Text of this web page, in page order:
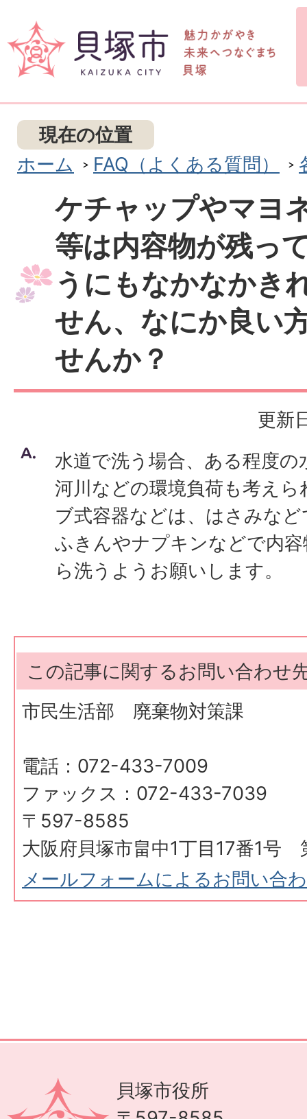
現在の位置
ホーム
FAQ（よくある質問）
ケチャップやマヨ
等は内容物が残っ
うにもなかなかき
せん、なにか良い
せんか？
更新
水道で洗う場合、ある程度
河川などの環境負荷も考え
ブ式容器などは、はさみな
ふきんやナプキンなどで内
ら洗うようお願いします。
この記事に関するお問い合わせ
市民生活部 廃棄物対策課
電話：072-433-7009
ファックス：072-433-7039
〒597-8585
大阪府貝塚市畠中1丁目17番1号
メールフォームによるお問い合
貝塚市役所